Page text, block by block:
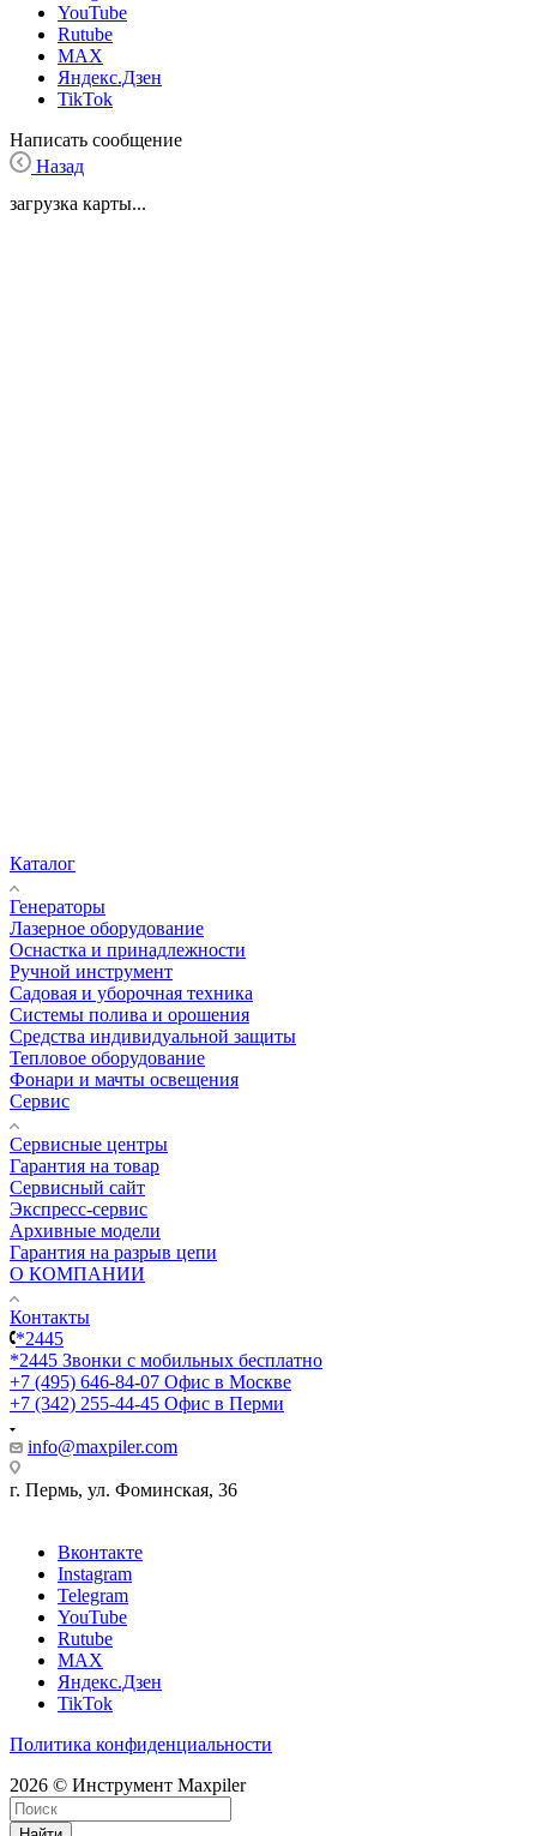
YouTube
Rutube
MAX
Яндекс.Дзен
TikTok
Написать сообщение
Назад
загрузка карты...
Каталог
Генераторы
Лазерное оборудование
Оснастка и принадлежности
Ручной инструмент
Садовая и уборочная техника
Системы полива и орошения
Средства индивидуальной защиты
Тепловое оборудование
Фонари и мачты освещения
Сервис
Сервисные центры
Гарантия на товар
Сервисный сайт
Экспресс-сервис
Архивные модели
Гарантия на разрыв цепи
О КОМПАНИИ
Контакты
*2445
*2445 Звонки с мобильных бесплатно
+7 (495) 646-84-07 Офис в Москве
+7 (342) 255-44-45 Офис в Перми
info@maxpiler.com
г. Пермь, ул. Фоминская, 36
Вконтакте
Instagram
Telegram
YouTube
Rutube
MAX
Яндекс.Дзен
TikTok
Политика конфиденциальности
2026 © Инструмент Maxpiler